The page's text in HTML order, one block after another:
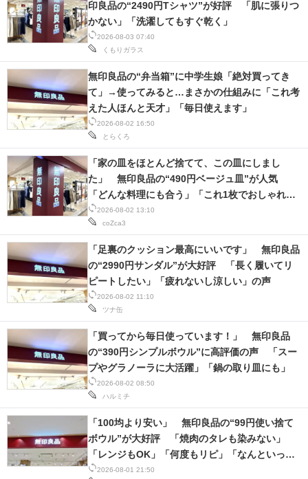
2026-08-03 07:40
くもりガラス
印良品の“2490円Tシャツ”が好評 「肌に張りつ
かない」「洗濯してもすぐ乾く」
2026-08-02 16:50
とらくろ
無印良品の“弁当箱”に中学生娘「絶対買ってき
て」→使ってみると…まさかの仕組みに「これ考
えた人ほんと天才」「毎日使えます」
2026-08-02 13:10
coZca3
「家の皿をほとんど捨てて、この皿にしまし
た」 無印良品の“490円ベージュ皿”が人気
「どんな料理にも合う」「これ1枚でおしゃれに
見えます」
2026-08-02 11:10
ツナ缶
「足裏のクッション最高にいいです」 無印良品
の“2990円サンダル”が大好評 「長く履いてリ
ピートしたい」「疲れないし涼しい」の声
2026-08-02 08:50
ハルミチ
「買ってから毎日使っています！」 無印良品
の“390円シンプルボウル”に高評価の声 「スー
プやグラノーラに大活躍」「鍋の取り皿にも」
2026-08-01 21:50
「100均より安い」 無印良品の“99円使い捨て
ボウル”が大好評 「焼肉のタレも染みない」
「レンジもOK」「何度もリピ」「なんといって
も可愛い！」